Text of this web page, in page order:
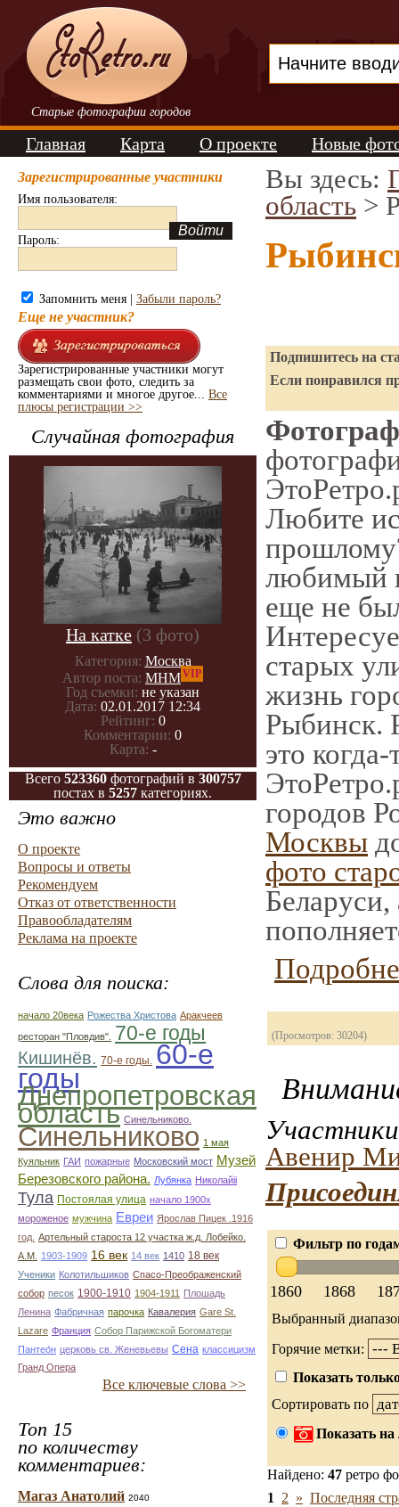
Старые фотографии городов
Главная Карта О проекте Новые
Зарегистрированные участники
Имя пользователя:
Пароль:
Запомнить меня | Забыли пароль?
Еще не участник?
Зарегистрированные участники могут
размещать свои фото, следить за
комментариями и многое другое... Все
плюсы регистрации >>
Случайная фотография
На катке (3 фото)
Категория: Москва
Автор поста: МНМVIP
Год съемки: не указан
Дата: 02.01.2017 12:34
Рейтинг: 0
Комментарии: 0
Карта: -
Всего 523360фотографий в 300757
постах в 5257 категориях.
Это важно
О проекте
Вопросы и ответы
Рекомендуем
Отказ от ответственности
Правообладателям
Реклама на проекте
Слова для поиска:
начало 20века Рожества Христова Аракчеев
ресторан "Пловдив".
70-е годы
Кишинёв. 70-е годы. 60-е
годы
Днепропетровская
область Синельниково.
Синельниково 1 мая
Куяльник ГАИ пожарные Московский мост Музей
Березовского района. Лубянка Николайii
Тула Постоялая улица начало 1900х
мороженое мужчина Евреи Ярослав Пицек .1916
год. Артельный староста 12 участка ж.д. Лобейко.
А.М.
1903-1909 16 век 14 век 1410 18 век
Ученики Колотильшиков Спасо-Преображенский
собор песок 1900-1910 1904-1911 Плошадь
Ленина Фабричная парочка Кавалерия Gare St.
Lazare Франция Собор Парижской Богоматери
Пантео́н церковь св. Женевьевы Сена классицизм
Гранд Опера
Все ключевые слова >>
Топ 15
по количеству
комментариев:
Магаз Анатолий 2040
Вы здесь:
область >
Подпишитесь на
Если понравился
Любите
любимый
еще не
старых
жизнь
Рыбинск.
это
городов
Москвы
фото
(Просмотров: 30204)
Авенир
Фильтр по
1860 1868
Выбранный
Горячие метки:
Показать
Сортировать по
Показать на
Найдено: 47 ретро
1
2 » Последняя